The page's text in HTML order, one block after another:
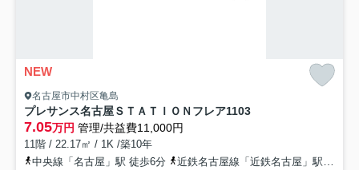
NEW
名古屋市中村区亀島
プレサンス名古屋ＳＴＡＴＩＯＮフレア1103
7.05万円 管理/共益費11,000円
11階 / 22.17㎡ / 1K /築10年
中央線「名古屋」駅 徒歩6分
近鉄名古屋線「近鉄名古屋」駅 徒歩6分